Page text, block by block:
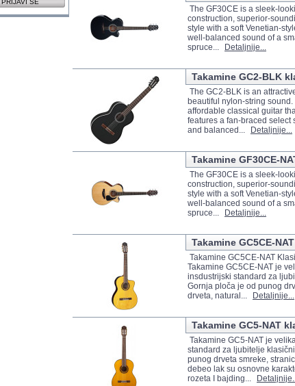
The GF30CE is a sleek-
construction, superior-
style with a soft Venetian-
well-balanced sound of a
spruce...
Detaljnije...
Takamine GC2-BLK
The GC2-BLK is an
beautiful nylon-string
affordable classical guitar
features a fan-braced select
and balanced...
Detaljnije...
Takamine GF30CE-
The GF30CE is a sleek-
construction, superior-
style with a soft Venetian-
well-balanced sound of a
spruce...
Detaljnije...
Takamine GC5CE-NAT
Takamine GC5CE-NAT
Takamine GC5CE-NAT je
insdustrijski standard za
Gornja ploča je od punog
drveta, natural...
Detaljnije...
Takamine GC5-NAT
Takamine GC5-NAT je
standard za ljubitelje
punog drveta smreke,
debeo lak su osnovne
rozeta I bajding...